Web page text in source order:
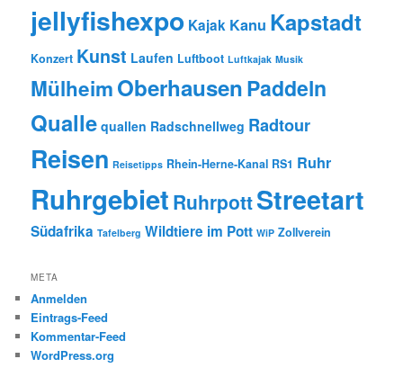
jellyfishexpo Kajak Kanu Kapstadt
Konzert Kunst Laufen Luftboot Luftkajak Musik
MülheimOberhausenPaddeln
Qualle quallen Radschnellweg Radtour
Reisen Reisetipps Rhein-Herne-Kanal RS1 Ruhr
Ruhrgebiet RuhrpottStreetart
Südafrika Tafelberg Wildtiere im Pott WiP Zollverein
META
Anmelden
Eintrags-Feed
Kommentar-Feed
WordPress.org